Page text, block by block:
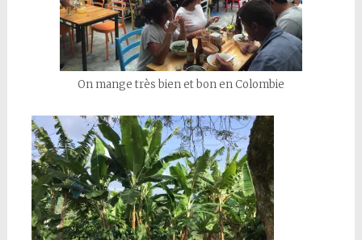
On mange très bien et bon en Colombie